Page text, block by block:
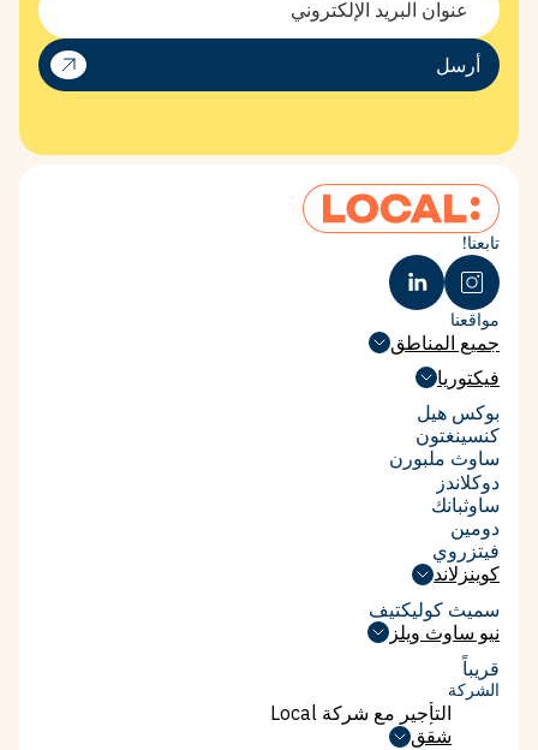
July 2026
AFR on Local: Box Hill's
affordable rentals, no subsidy
required
أرسل
تابعنا!
مواقعنا
جميع المناطق
جميع المناطق
فيكتوريا
فيكتوريا
بوكس هيل
بوكس هيل
كنسينغتون
كنسينغتون
ساوث ملبورن
ساوث ملبورن
دوكلاندز
دوكلاندز
ساوثبانك
ساوثبانك
دومين
دومين
فيتزروي
فيتزروي
كوينزلاند
كوينزلاند
سميث كوليكتيف
سميث كوليكتيف
نيو ساوث ويلز
نيو ساوث ويلز
قريباً
الشركة
التأجير مع شركة Local
التأجير مع شركة Local
شقق